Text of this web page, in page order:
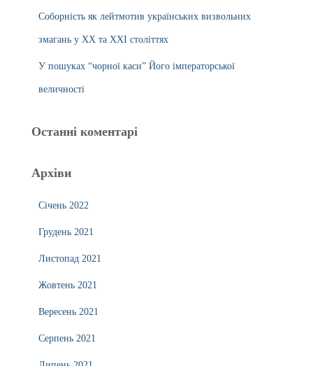
Соборність як лейтмотив українських визвольних
змагань у ХХ та ХХІ століттях
У пошуках “чорної каси” Його імператорської
величності
Останні коментарі
Архіви
Січень 2022
Грудень 2021
Листопад 2021
Жовтень 2021
Вересень 2021
Серпень 2021